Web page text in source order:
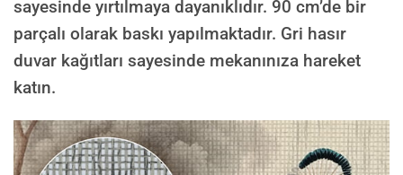
sayesinde yırtılmaya dayanıklıdır. 90 cm’de bir
parçalı olarak baskı yapılmaktadır. Gri hasır
duvar kağıtları sayesinde mekanınıza hareket
katın.